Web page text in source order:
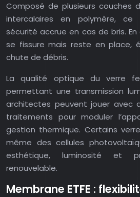
Composé de plusieurs couches
intercalaires en polymère,
sécurité accrue en cas de bris.
se fissure mais reste en place,
chute de débris.
La qualité optique du verre
permettant une transmission
architectes peuvent jouer avec
traitements pour moduler
gestion thermique. Certains
même des cellules
esthétique, luminosité et
renouvelable.
Membrane ETFE :